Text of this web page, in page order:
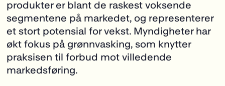
produkter er blant de raskest voksende
segmentene på markedet, og representerer
et stort potensial for vekst. Myndigheter har
økt fokus på grønnvasking, som knytter
praksisen til forbud mot villedende
markedsføring.